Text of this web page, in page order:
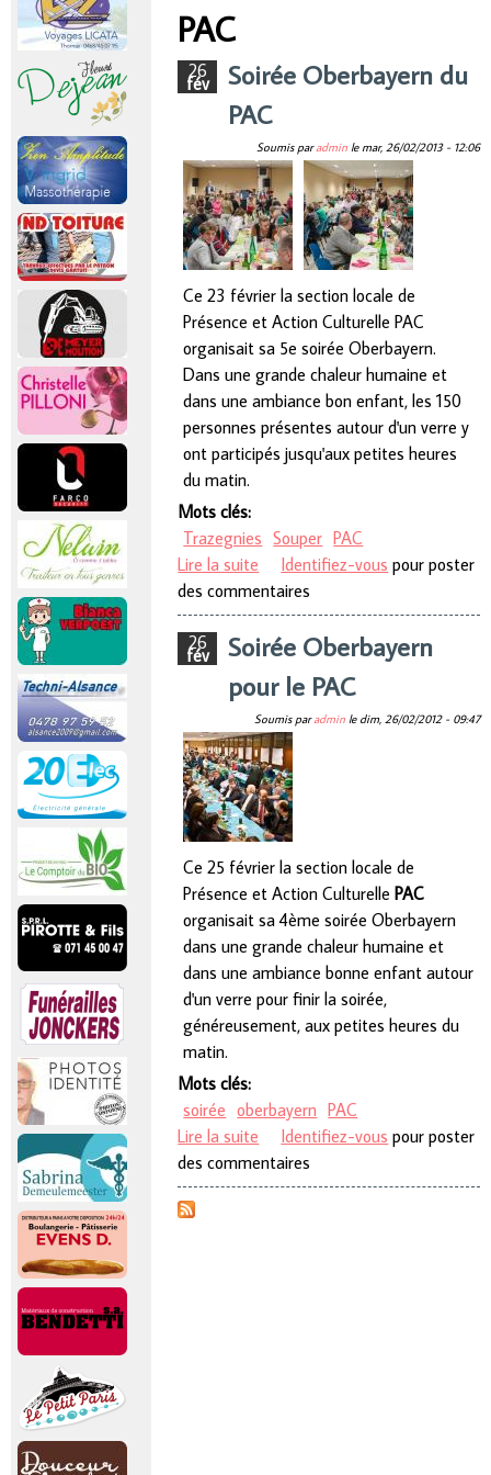
Vous êtes ici
PAC
26
fév
Soirée Oberbayern du
PAC
Soumis paradmin le mar, 26/02/2013 - 12:06
Ce 23 février la section locale de
Présence et Action Culturelle PAC
organisait sa 5e soirée Oberbayern.
Dans une grande chaleur humaine et
dans une ambiance bon enfant, les 150
personnes présentes autour d'un verre y
ont participés jusqu'aux petites heures
du matin.
Mots clés:
Trazegnies Souper PAC
Lire la suite de Soirée Oberbayern du PAC
Identifiez-vous pour poster
des commentaires
26
fév
Soirée Oberbayern
pour le PAC
Soumis paradmin le dim, 26/02/2012 - 09:47
Ce 25 février la section locale de
Présence et Action CulturellePAC
organisait sa 4ème soirée Oberbayern
dans une grande chaleur humaine et
dans une ambiance bonne enfant autour
d'un verre pour finir la soirée,
généreusement, aux petites heures du
matin.
Mots clés:
soirée oberbayern PAC
Lire la suite de Soirée Oberbayern pour le
PAC
Identifiez-vous pour poster
des commentaires
c
p